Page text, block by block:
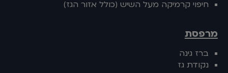
חיפוי קרמיקה מעל השיש (כולל אזור הגז)
מרפסת
ברז גינה
נקודת גז